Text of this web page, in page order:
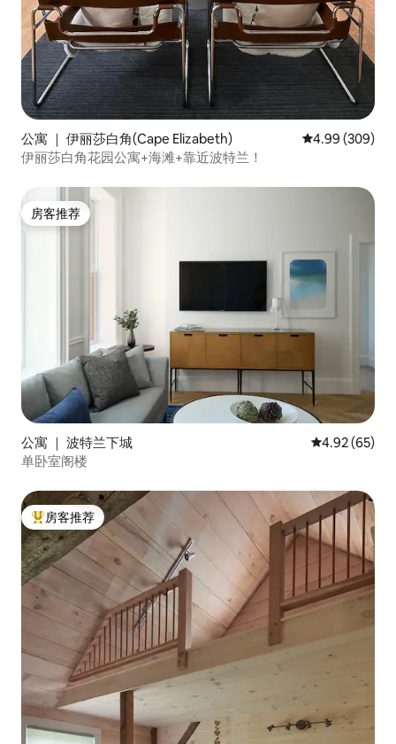
公寓 ｜ 伊丽莎白角(Cape Elizabeth) 平均评分 4.99
4.99 (309)
伊丽莎白角花园公寓+海滩+靠近波特兰！
房客推荐
房客推荐
公寓 ｜ 波特兰下城 平均评分
4.92 (65)
单卧室阁楼
热门「房客推荐」
房客推荐